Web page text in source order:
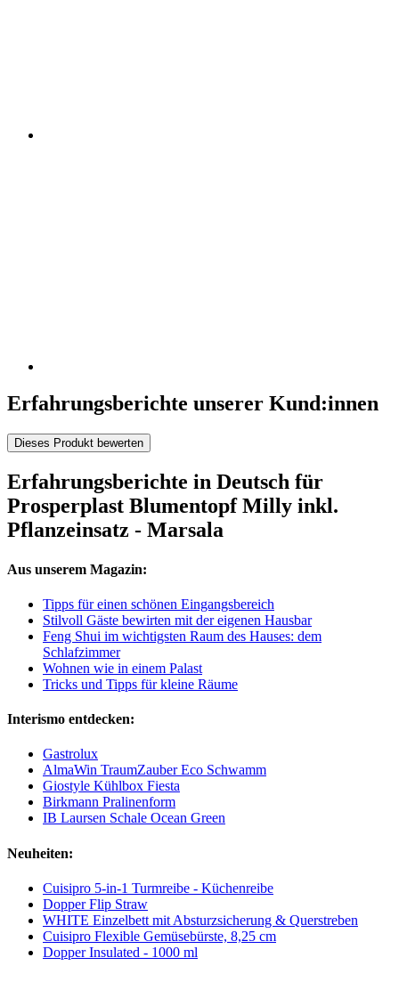
Erfahrungsberichte unserer Kund:innen
Dieses Produkt bewerten
Erfahrungsberichte in Deutsch für
Prosperplast Blumentopf Milly inkl.
Pflanzeinsatz - Marsala
Aus unserem Magazin:
Tipps für einen schönen Eingangsbereich
Stilvoll Gäste bewirten mit der eigenen Hausbar
Feng Shui im wichtigsten Raum des Hauses: dem
Schlafzimmer
Wohnen wie in einem Palast
Tricks und Tipps für kleine Räume
Interismo entdecken:
Gastrolux
AlmaWin TraumZauber Eco Schwamm
Giostyle Kühlbox Fiesta
Birkmann Pralinenform
IB Laursen Schale Ocean Green
Neuheiten:
Cuisipro 5-in-1 Turmreibe - Küchenreibe
Dopper Flip Straw
WHITE Einzelbett mit Absturzsicherung & Querstreben
Cuisipro Flexible Gemüsebürste, 8,25 cm
Dopper Insulated - 1000 ml